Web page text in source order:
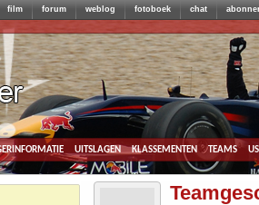
film forum weblog fotoboek chat
uitslagen klassementen teams